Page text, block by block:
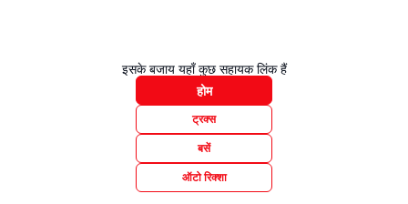
इसके बजाय यहाँ कुछ सहायक लिंक हैं
होम
ट्रक्स
बसें
ऑटो रिक्शा